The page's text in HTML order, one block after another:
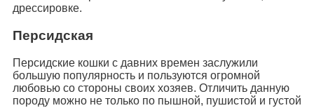
дрессировке.
Персидская
Персидские кошки с давних времен заслужили
большую популярность и пользуются огромной
любовью со стороны своих хозяев. Отличить данную
породу можно не только по пышной, пушистой и густой